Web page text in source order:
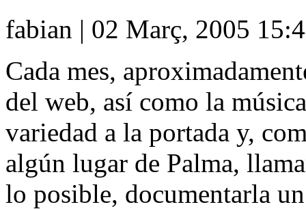
fabian | 02 Març, 2005
Cada mes,
del web, así como la
variedad a la portada y,
algún lugar de Palma,
lo posible, documentarla